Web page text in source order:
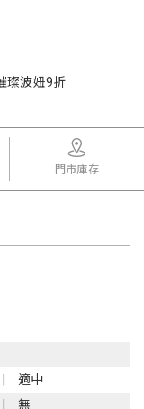
璨波妞9折
門市庫存
適中
無